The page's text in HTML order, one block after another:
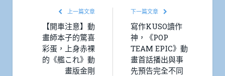
上一篇文章
【開車注意】動
畫師本子的驚喜
彩蛋，上身赤裸
的《艦これ》動
畫版金剛
下一篇文章
寫作KUSO讀作
神，《POP
TEAM EPIC》動
畫首話播出與事
先預告完全不同